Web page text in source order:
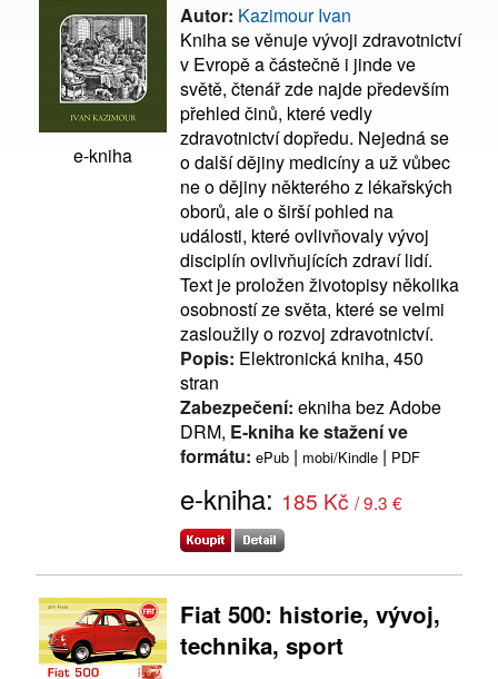
e-kniha
Autor: Kazimour Ivan
Kniha se věnuje vývoji zdravotnictví
v Evropě a částečně i jinde ve
světě, čtenář zde najde především
přehled činů, které vedly
zdravotnictví dopředu. Nejedná se
o další dějiny medicíny a už vůbec
ne o dějiny některého z lékařských
oborů, ale o širší pohled na
události, které ovlivňovaly vývoj
disciplín ovlivňujících zdraví lidí.
Text je proložen životopisy několika
osobností ze světa, které se velmi
zasloužily o rozvoj zdravotnictví.
Popis: Elektronická kniha, 450
stran
Zabezpečení: ekniha bez Adobe
DRM, E-kniha ke stažení ve
formátu: ePub | mobi/Kindle | PDF
e-kniha: 185 Kč / 9.3 €
Fiat 500: historie, vývoj,
technika, sport